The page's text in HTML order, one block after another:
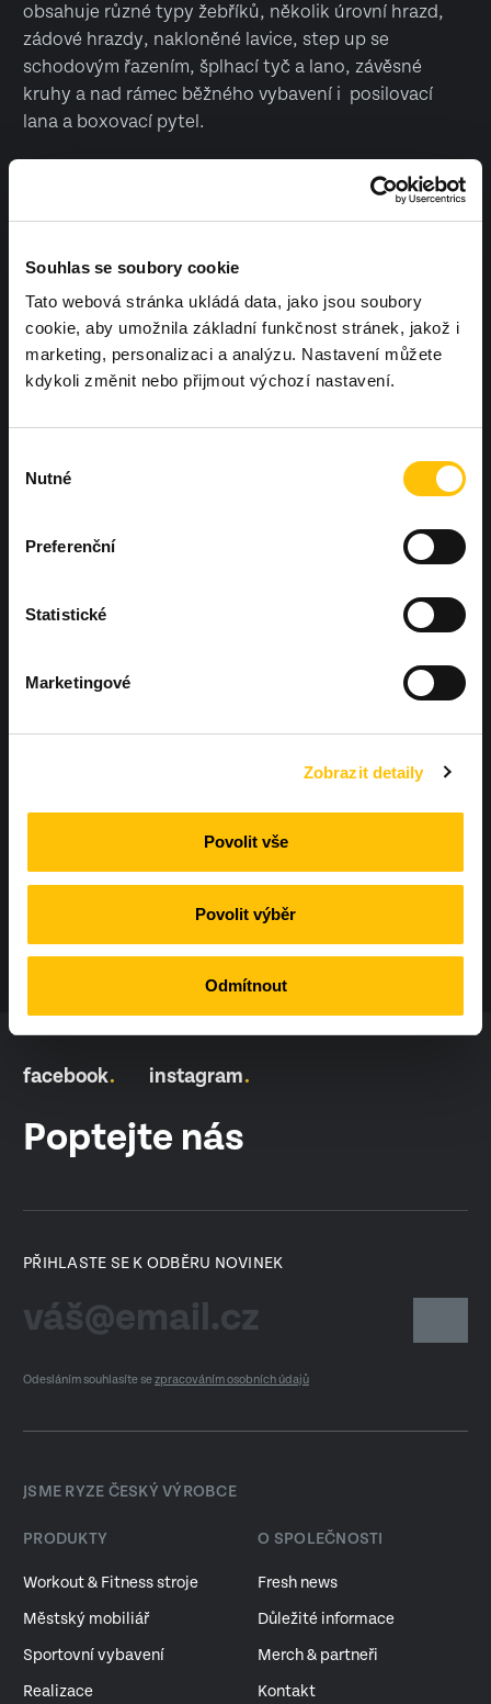
Souhlas se soubory cookie
Tato webová stránka ukládá data, jako jsou soubory
cookie, aby umožnila základní funkčnost stránek, jakož i
marketing, personalizaci a analýzu. Nastavení můžete
kdykoli změnit nebo přijmout výchozí nastavení.
souhlasu
Nutné
Preferenční
Statistické
Marketingové
Zobrazit detaily
Povolit vše
Povolit výběr
Odmítnout
obsahuje různé typy žebříků, několik úrovní hrazd,
zádové hrazdy, nakloněné lavice, step up se
schodovým řazením, šplhací tyč a lano, závěsné
kruhy a nad rámec běžného vybavení i posilovací
lana a boxovací pytel.
+420 604 425 410
info@workoutland.cz
facebook instagram
Poptejte nás
PŘIHLASTE SE K ODBĚRU NOVINEK
Odesláním souhlasíte sezpracováním osobních údajů
JSME RYZE ČESKÝ VÝROBCE
PRODUKTY
Workout & Fitness stroje
Městský mobiliář
Sportovní vybavení
Realizace
O SPOLEČNOSTI
Fresh news
Důležité informace
Merch & partneři
Kontakt